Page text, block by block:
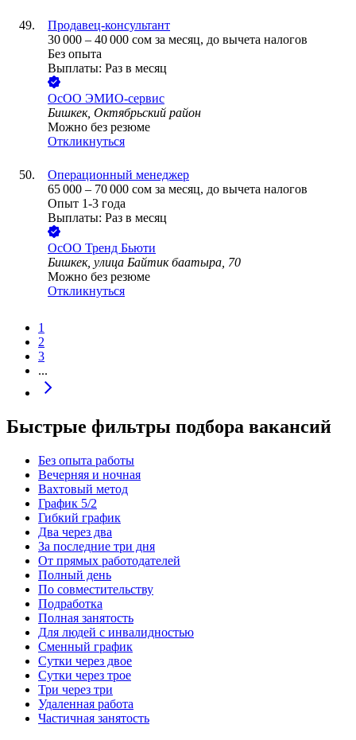
Продавец-консультант
30 000 – 40 000 сом за месяц, до вычета налогов
Без опыта
Выплаты: Раз в месяц
ОсОО ЭМИО-сервис
Бишкек, Октябрьский район
Можно без резюме
Откликнуться
Операционный менеджер
65 000 – 70 000 сом за месяц, до вычета налогов
Опыт 1-3 года
Выплаты: Раз в месяц
ОсОО Тренд Бьюти
Бишкек, улица Байтик баатыра, 70
Можно без резюме
Откликнуться
1
2
3
...
Быстрые фильтры подбора вакансий
Без опыта работы
Вечерняя и ночная
Вахтовый метод
График 5/2
Гибкий график
Два через два
За последние три дня
От прямых работодателей
Полный день
По совместительству
Подработка
Полная занятость
Для людей с инвалидностью
Сменный график
Сутки через двое
Сутки через трое
Три через три
Удаленная работа
Частичная занятость